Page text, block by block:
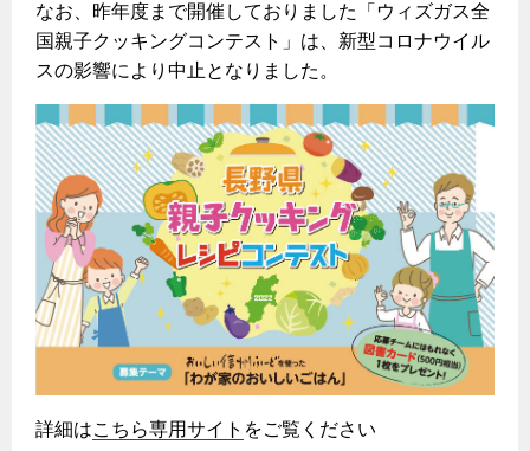
ガスメーターの復帰方法
ガス器具が故障したとき
ガス給湯器・風呂釜の凍結予防方法
故障診断
ガス工事について
ガス工事に関する約款・委託要件・内管工事見積単価表
新しく都市ガスをご利用したい方へ
道路・敷地内で工事をされる皆さまへ
ガスを安全にお使いいただくために
ライフステージ別に比較する
20代
30代
40代～50代
60代
プロパンガスから都市ガスへの切り替え
都市ガス切り替えのメリット
都市ガス切り替え事例
炊飯器
警報器
警報器
バスルーム
エコジョーズ
浴室暖房乾燥機・脱衣室
ミストサウナ
衣類乾燥機
リビング
補助金について
リフォームのお知らせ
ショールーム
リフォームについてのお問い合わせ
電気料金のシミュレーション
ご契約・お手続き
お申込み
停電時の対応
よくあるご質問
なお、昨年度まで開催しておりました「ウィズガス全
国親子クッキングコンテスト」は、新型コロナウイル
スの影響により中止となりました。
詳細はこちら専用サイト をご覧ください